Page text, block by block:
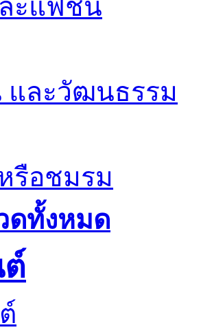
ะแฟชั่น
และวัฒนธรรม
รือชมรม
ดทั้งหมด